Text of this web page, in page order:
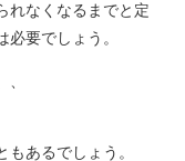
れなくなるまでと定
要でしょう。
、
もあるでしょう。